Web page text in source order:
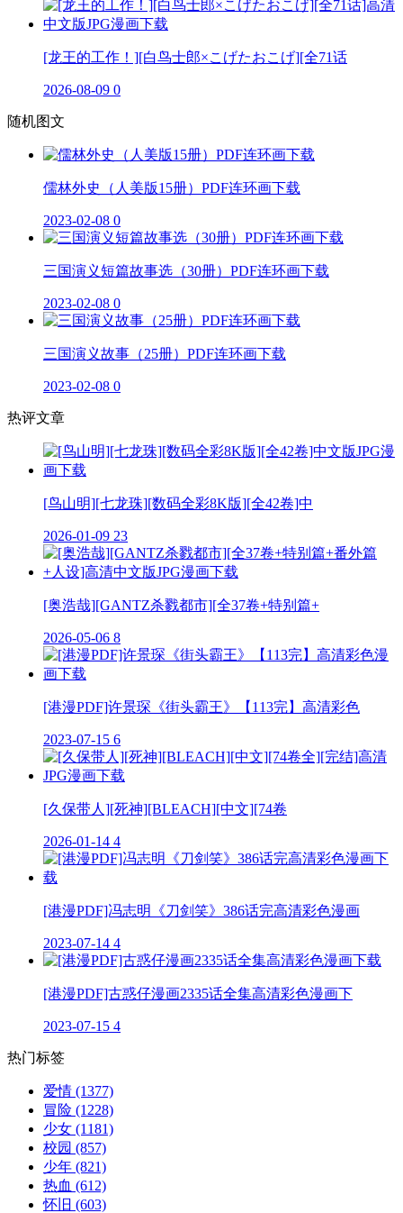
[龙王的工作！][白鸟士郎×こげたおこげ][全71话
2026-08-09 0
随机图文
儒林外史（人美版15册）PDF连环画下载
2023-02-08 0
三国演义短篇故事选（30册）PDF连环画下载
2023-02-08 0
三国演义故事（25册）PDF连环画下载
2023-02-08 0
热评文章
[鸟山明][七龙珠][数码全彩8K版][全42卷]中
2026-01-09 23
[奥浩哉][GANTZ杀戮都市][全37卷+特别篇+
2026-05-06 8
[港漫PDF]许景琛《街头霸王》【113完】高清彩色
2023-07-15 6
[久保带人][死神][BLEACH][中文][74卷
2026-01-14 4
[港漫PDF]冯志明《刀剑笑》386话完高清彩色漫画
2023-07-14 4
[港漫PDF]古惑仔漫画2335话全集高清彩色漫画下
2023-07-15 4
热门标签
爱情 (1377)
冒险 (1228)
少女 (1181)
校园 (857)
少年 (821)
热血 (612)
怀旧 (603)